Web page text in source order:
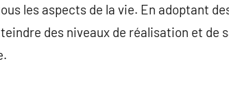
les aspects de la vie. En adoptant
des niveaux de réalisation et de